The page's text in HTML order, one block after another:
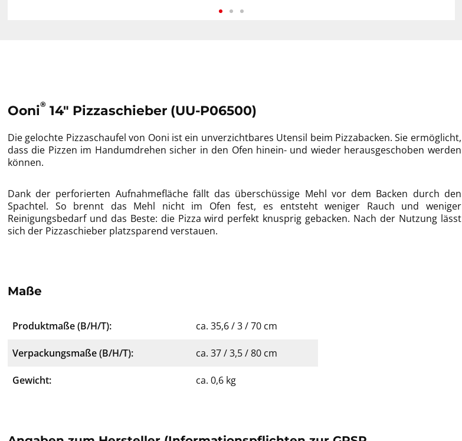
Ooni® 14" Pizzaschieber (UU-P06500)
Die gelochte Pizzaschaufel von Ooni ist ein unverzichtbares Utensil beim Pizzabacken. Sie ermöglicht,
dass die Pizzen im Handumdrehen sicher in den Ofen hinein- und wieder herausgeschoben werden
können.
Dank der perforierten Aufnahmefläche fällt das überschüssige Mehl vor dem Backen durch den
Spachtel. So brennt das Mehl nicht im Ofen fest, es entsteht weniger Rauch und weniger
Reinigungsbedarf und das Beste: die Pizza wird perfekt knusprig gebacken. Nach der Nutzung lässt
sich der Pizzaschieber platzsparend verstauen.
Maße
Produktmaße (B/H/T): ca. 35,6 / 3 / 70 cm
Verpackungsmaße (B/H/T): ca. 37 / 3,5 / 80 cm
Gewicht: ca. 0,6 kg